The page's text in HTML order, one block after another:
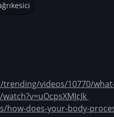
videos/10770/
how-does-your-body-